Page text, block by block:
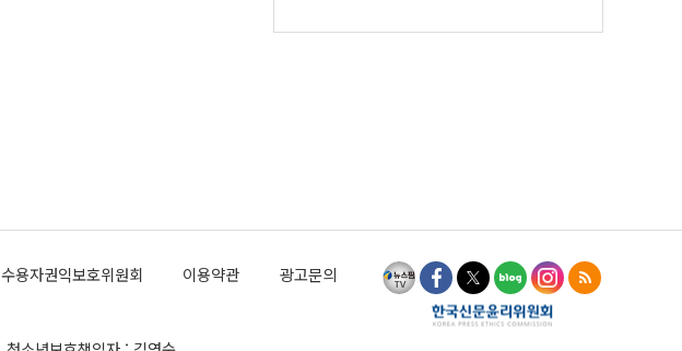
수용자권익보호위원회 이용약관 광고문의